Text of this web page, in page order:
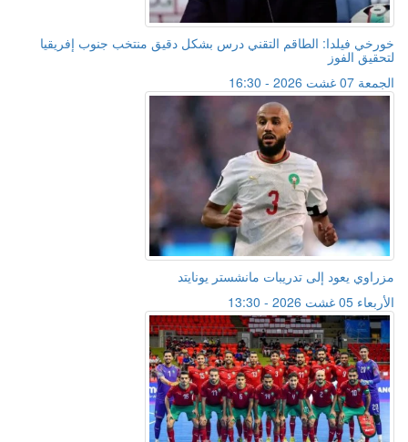
خورخي فيلدا: الطاقم التقني درس بشكل دقيق منتخب جنوب إفريقيا
لتحقيق الفوز
الجمعة 07 غشت 2026 - 16:30
مزراوي يعود إلى تدريبات مانشستر يونايتد
الأربعاء 05 غشت 2026 - 13:30